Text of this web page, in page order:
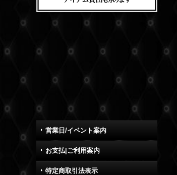
営業日/イベント案内
お支払|ご利用案内
特定商取引法表示